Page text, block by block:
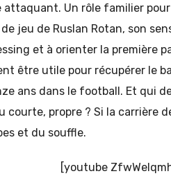
Un rôle familier
jeu de Ruslan Rotan, son
et à orienter la première
être utile pour récupérer le
ans dans le football. Et qui
courte, propre ? Si la carrière
et du souffle.
[youtube